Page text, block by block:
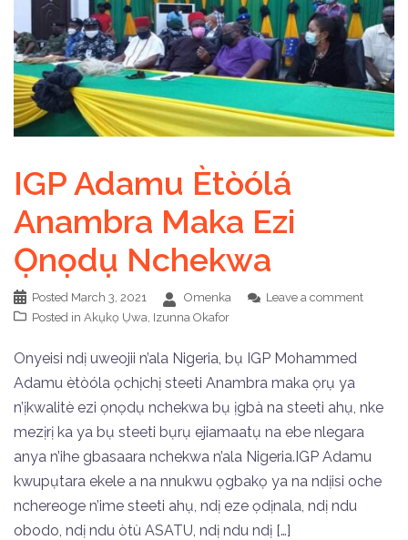
IGP Adamu Ètòólá
Anambra Maka Ezi
Ọnọdụ Nchekwa
Posted March 3, 2021 Omenka
Leave a comment
Posted in Akụkọ Ụwa Izunna Okafor
Onyeisi ndị uweojii n’ala Nigeria, bụ IGP Mohammed
Adamu ètòóla ọchịchị steeti Anambra maka ọrụ ya
n’ịkwalitè ezi ọnọdụ nchekwa bụ ịgbà na steeti ahụ, nke
mezịrị ka ya bụ steeti bụrụ ejiamaatụ na ebe nlegara
anya n’ihe gbasaara nchekwa n’ala Nigeria.IGP Adamu
kwupụtara ekele a na nnukwu ọgbakọ ya na ndịisi oche
nchereoge n’ime steeti ahụ, ndị eze ọdịnala, ndị ndu
obodo, ndị ndu òtù ASATU, ndị ndu ndị […]